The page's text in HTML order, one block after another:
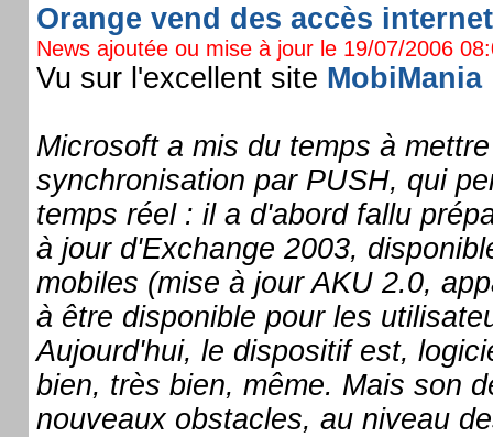
Orange vend des accès
News ajoutée ou mise à jour le 19/07/2006
Vu sur l'excellent site MobiMania
Microsoft a mis du temps à
synchronisation par PUSH, qui
temps réel : il a d'abord fallu
à jour d'Exchange 2003,
mobiles (mise à jour AKU 2.0,
à être disponible pour les
Aujourd'hui, le dispositif est,
bien, très bien, même. Mais son
nouveaux obstacles, au niveau